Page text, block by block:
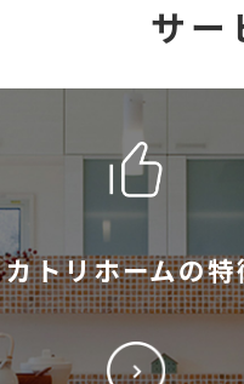
サー
カトリホームの特